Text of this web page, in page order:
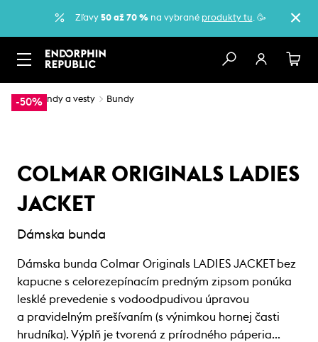
Zľavy 50 až 70 %na vybrané produkty tu. 🥳
-50%
… Bundy a vesty Bundy
COLMAR ORIGINALS LADIES
JACKET
Dámska bunda
Dámska bunda Colmar Originals LADIES JACKET bez
kapucne s celorezepínacím predným zipsom ponúka
lesklé prevedenie s vodoodpudivou úpravou
a pravidelným prešívaním (s výnimkou hornej časti
hrudníka). Výplň je tvorená z prírodného páperia…